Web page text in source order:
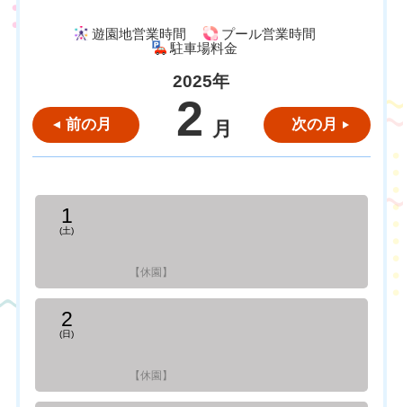
遊園地営業時間
プール営業時間
駐車場料金
前の月
2025年
2 月 次の月
1
(土)
【休園】
2
(日)
【休園】